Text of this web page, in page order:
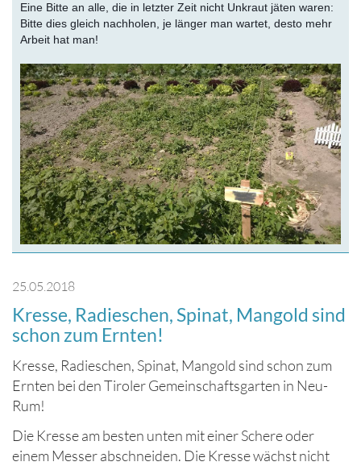
Eine Bitte an alle, die in letzter Zeit nicht Unkraut jäten waren:
Bitte dies gleich nachholen, je länger man wartet, desto mehr
Arbeit hat man!
25.05.2018
Kresse, Radieschen, Spinat, Mangold sind
schon zum Ernten!
Kresse, Radieschen, Spinat, Mangold sind schon zum
Ernten bei den Tiroler Gemeinschaftsgarten in Neu-
Rum!
Die Kresse am besten unten mit einer Schere oder
einem Messer abschneiden. Die Kresse wächst nicht